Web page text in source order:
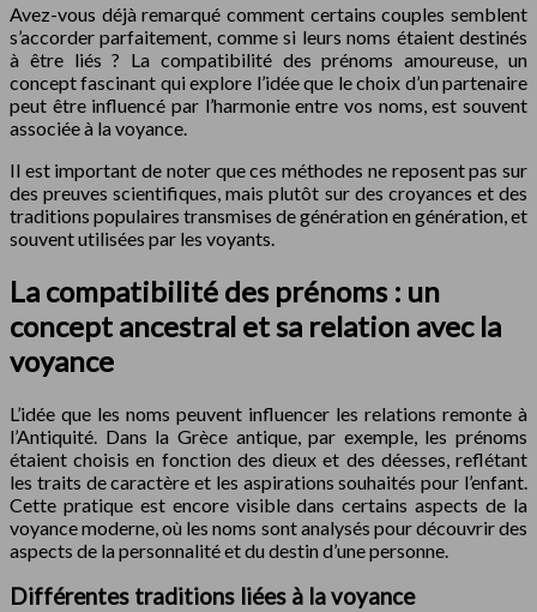
Avez-vous déjà remarqué comment certains couples semblent
s’accorder parfaitement, comme si leurs noms étaient destinés
à être liés ? La compatibilité des prénoms amoureuse, un
concept fascinant qui explore l’idée que le choix d’un partenaire
peut être influencé par l’harmonie entre vos noms, est souvent
associée à la voyance.
Il est important de noter que ces méthodes ne reposent pas sur
des preuves scientifiques, mais plutôt sur des croyances et des
traditions populaires transmises de génération en génération, et
souvent utilisées par les voyants.
La compatibilité des prénoms : un
concept ancestral et sa relation avec la
voyance
L’idée que les noms peuvent influencer les relations remonte à
l’Antiquité. Dans la Grèce antique, par exemple, les prénoms
étaient choisis en fonction des dieux et des déesses, reflétant
les traits de caractère et les aspirations souhaités pour l’enfant.
Cette pratique est encore visible dans certains aspects de la
voyance moderne, où les noms sont analysés pour découvrir des
aspects de la personnalité et du destin d’une personne.
Différentes traditions liées à la voyance